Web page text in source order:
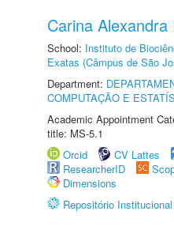
Carina Alexandra
School: Instituto de
Exatas (Câmpus de São
Department:
COMPUTAÇÃO E
Academic Appointment
title: MS-5.1
Orcid
CV Lattes
ResearcherID
Dimensions
Repositório